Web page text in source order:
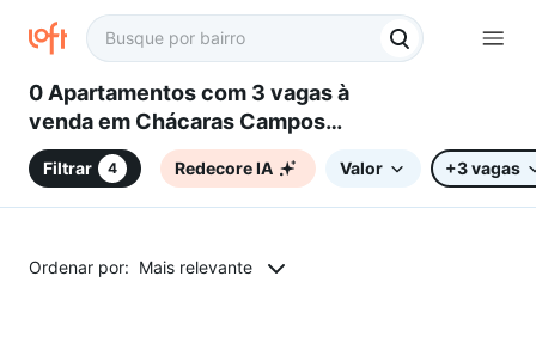
0 Apartamentos com 3 vagas à
venda em Chácaras Campos
dos Amarais, Campinas, SP
Filtrar 4 Redecore IA Valor +3 vagas
Ordenar por: Mais relevante